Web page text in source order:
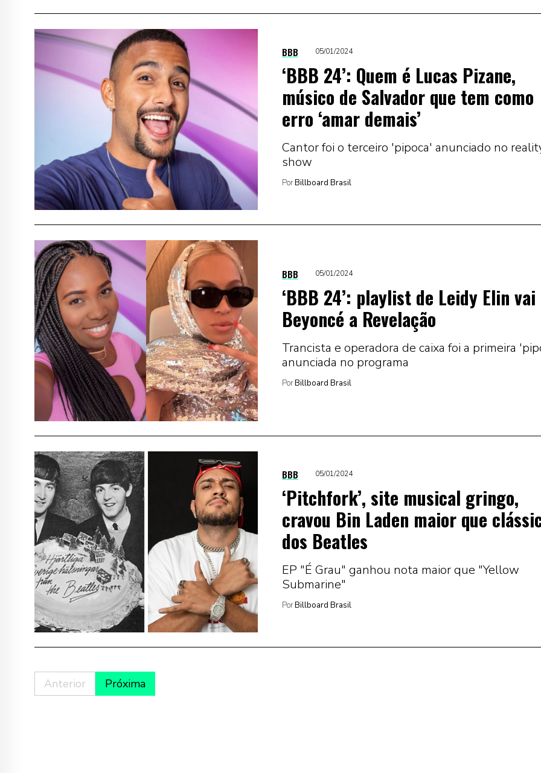
BBB 05/01/2024
‘BBB 24’: Quem é Lucas Pizane,
músico de Salvador que tem como
erro ‘amar demais’
Cantor foi o terceiro 'pipoca' anunciado no
show
PorBillboard Brasil
BBB 05/01/2024
‘BBB 24’: playlist de Leidy Elin vai
Beyoncé a Revelação
Trancista e operadora de caixa foi a primeira
anunciada no programa
PorBillboard Brasil
BBB 05/01/2024
‘Pitchfork’, site musical gringo,
cravou Bin Laden maior que
dos Beatles
EP "É Grau" ganhou nota maior que "Yellow
Submarine"
PorBillboard Brasil
Anterior Próxima